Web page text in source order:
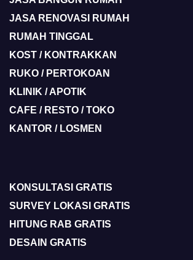
JASA RENOVASI RUMAH
RUMAH TINGGAL
KOST / KONTRAKKAN
RUKO / PERTOKOAN
KLINIK / APOTIK
CAFE / RESTO / TOKO
KANTOR / LOSMEN
KONSULTASI GRATIS
SURVEY LOKASI GRATIS
HITUNG RAB GRATIS
DESAIN GRATIS